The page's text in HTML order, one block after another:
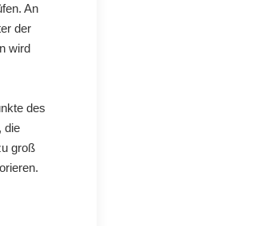
An
der
wird
des
die
groß